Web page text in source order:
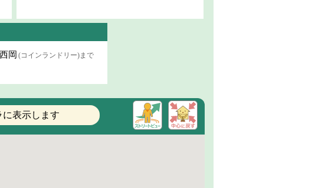
岡 (コインランドリー)まで
表示します